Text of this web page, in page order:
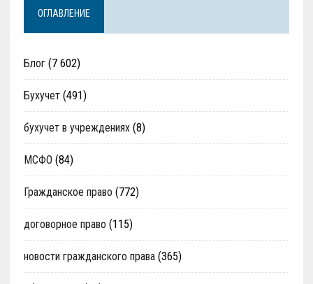
ОГЛАВЛЕНИЕ
Блог(7 602)
Бухучет(491)
бухучет в учреждениях(8)
МСФО (84)
Гражданское право (772)
договорное право (115)
новости гражданского права(365)